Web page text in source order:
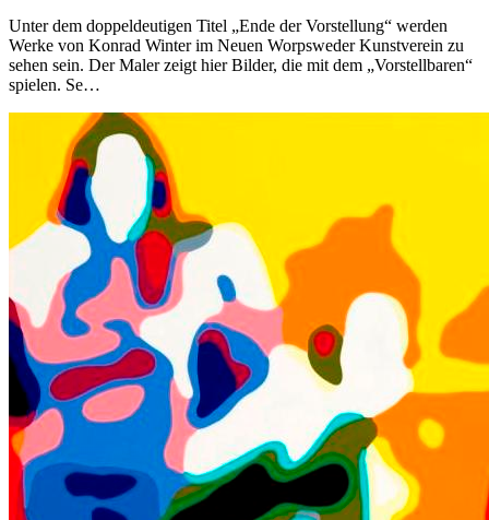
Unter dem doppeldeutigen Titel „Ende der Vorstellung“ werden
Werke von Konrad Winter im Neuen Worpsweder Kunstverein zu
sehen sein. Der Maler zeigt hier Bilder, die mit dem „Vorstellbaren“
spielen. Se…